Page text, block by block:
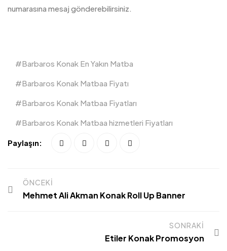
numarasına mesaj gönderebilirsiniz.
Barbaros Konak En Yakın Matba
Barbaros Konak Matbaa Fiyatı
Barbaros Konak Matbaa Fiyatları
Barbaros Konak Matbaa hizmetleri Fiyatları
Paylaşın:
ÖNCEKI
Mehmet Ali Akman Konak Roll Up Banner
SONRAKI
Etiler Konak Promosyon